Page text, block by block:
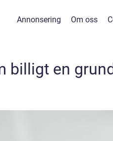
Annonsering Om oss
billigt en